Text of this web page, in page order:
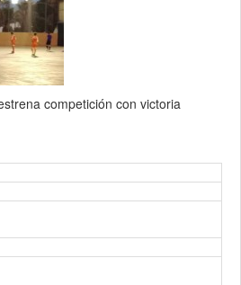
competición con victoria